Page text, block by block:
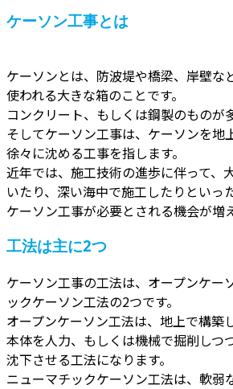
ケーソン工事とは
ケーソンとは、防波堤や橋梁、岸壁な
使われる大きな箱のことです。
コンクリート、もしくは鋼製のものが
そしてケーソン工事は、ケーソンを地
徐々に沈める工事を指します。
近年では、施工技術の進歩に伴って、
いたり、深い海中で施工したりといっ
ケーソン工事が必要とされる機会が増
工法は主に2つ
ケーソン工事の工法は、オープンケー
ックケーソン工法の2つです。
オープンケーソン工法は、地上で構築
本体を人力、もしくは機械で掘削しつ
沈下させる工法になります。
ニューマチックケーソン工法は、軟弱